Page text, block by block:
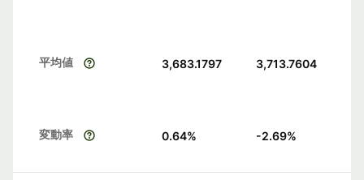
平均値 3,683.1797 3,713.7604
変動率 0.64% -2.69%